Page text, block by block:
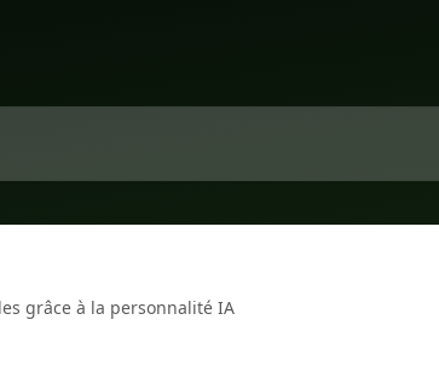
grâce à la personnalité IA